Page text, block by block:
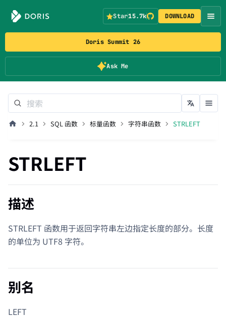
Doris Summit 26
Ask Me
Star15.7k DOWNLOAD
2.1 SQL 函数 标量函数 字符串函数 STRLEFT
STRLEFT
描述
STRLEFT 函数用于返回字符串左边指定长度的部分。长度
的单位为 UTF8 字符。
别名
LEFT